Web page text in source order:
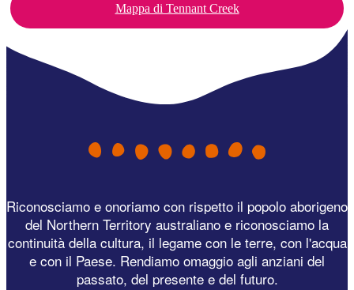
Mappa di Tennant Creek
Riconosciamo e onoriamo con rispetto il popolo aborigeno
del Northern Territory australiano e riconosciamo la
continuità della cultura, il legame con le terre, con l'acqua
e con il Paese. Rendiamo omaggio agli anziani del
passato, del presente e del futuro.